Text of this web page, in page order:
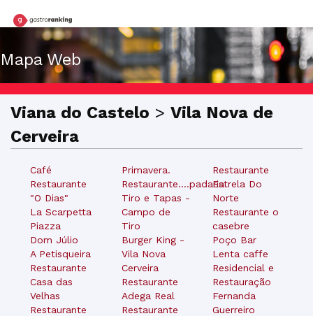
Mapa Web
Viana do Castelo > Vila Nova de
Cerveira
Café
Restaurante
"O Dias"
La Scarpetta
Piazza
Dom Júlio
A Petisqueira
Restaurante
Casa das
Velhas
Restaurante
Primavera.
Restaurante....padaria
Tiro e Tapas -
Campo de
Tiro
Burger King -
Vila Nova
Cerveira
Restaurante
Adega Real
Restaurante
Restaurante
Estrela Do
Norte
Restaurante o
casebre
Poço Bar
Lenta caffe
Residencial e
Restauração
Fernanda
Guerreiro